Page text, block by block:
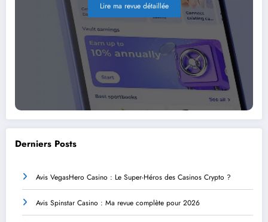
Lire ma revue détaillée
Derniers Posts
Avis VegasHero Casino : Le Super-Héros des Casinos Crypto ?
Avis Spinstar Casino : Ma revue complète pour 2026